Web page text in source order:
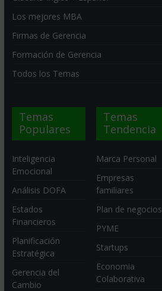
Los mejores MBA
Firmas de Gerencia
Formación de Gerencia
Todos los Temas
Temas
Populares
Inteligencia
Emocional
Análisis DOFA
Estados
Financieros
Planificación
Estratégica
Gerencia del
Cambio
Temas
Tendencia
Marca Personal
Empresas
familiares
Plan de negocios
PYME
Startups
Economia
Colaborativa